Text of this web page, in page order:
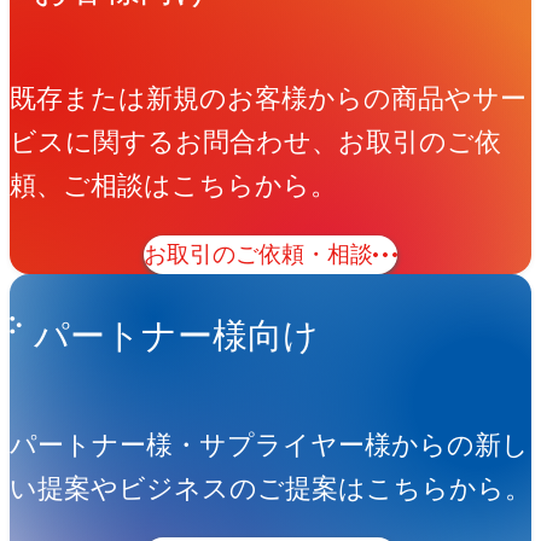
既存または新規のお客様からの商品やサー
ビスに関するお問合わせ、お取引のご依
頼、ご相談はこちらから。
お取引のご依頼・相談
パートナー様向け
パートナー様・サプライヤー様からの新し
い提案やビジネスのご提案はこちらから。